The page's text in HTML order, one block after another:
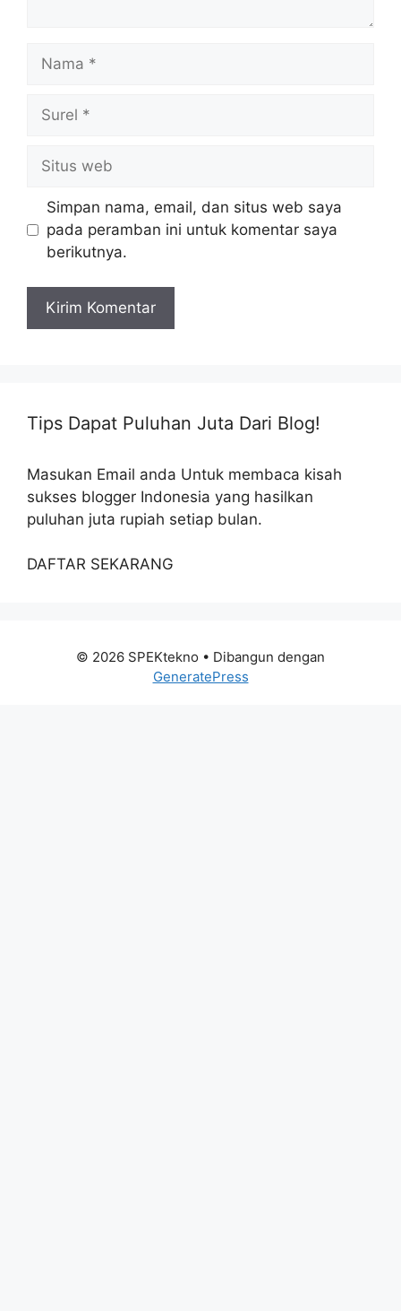
Nama
Surel
Situs
web
Simpan nama, email, dan situs web saya
pada peramban ini untuk komentar saya
berikutnya.
Tips Dapat Puluhan Juta Dari Blog!
Masukan Email anda Untuk membaca kisah
sukses blogger Indonesia yang hasilkan
puluhan juta rupiah setiap bulan.
DAFTAR SEKARANG
© 2026 SPEKtekno • Dibangun dengan
GeneratePress